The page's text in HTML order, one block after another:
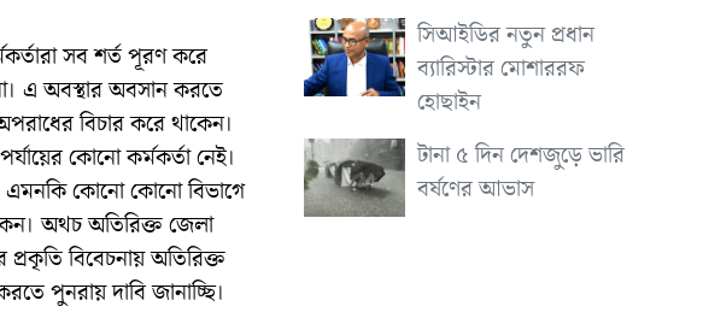
সব শর্ত পূরণ করে
এ অবস্থার অবসান করতে
বিচার করে থাকেন।
কোনো কর্মকর্তা নেই।
এমনকি কোনো কোনো বিভাগে
অথচ অতিরিক্ত জেলা
বিবেচনায় অতিরিক্ত
পুনরায় দাবি জানাচ্ছি।
সিআইডির নতুন প্রধান
ব্যারিস্টার মোশাররফ
হোছাইন
টানা ৫ দিন দেশজুড়ে ভারি
বর্ষণের আভাস